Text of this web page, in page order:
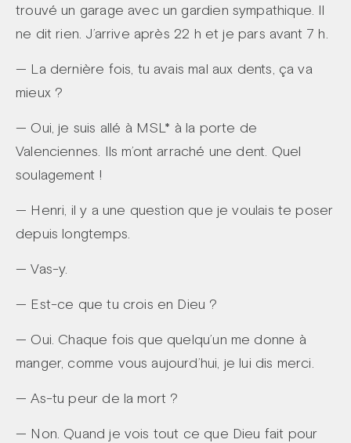
trouvé un garage avec un gardien sympathique. Il
ne dit rien. J’arrive après 22 h et je pars avant 7 h.
— La dernière fois, tu avais mal aux dents, ça va
mieux ?
— Oui, je suis allé à MSL* à la porte de
Valenciennes. Ils m’ont arraché une dent. Quel
soulagement !
— Henri, il y a une question que je voulais te poser
depuis longtemps.
— Vas-y.
— Est-ce que tu crois en Dieu ?
— Oui. Chaque fois que quelqu’un me donne à
manger, comme vous aujourd’hui, je lui dis merci.
— As-tu peur de la mort ?
— Non. Quand je vois tout ce que Dieu fait pour